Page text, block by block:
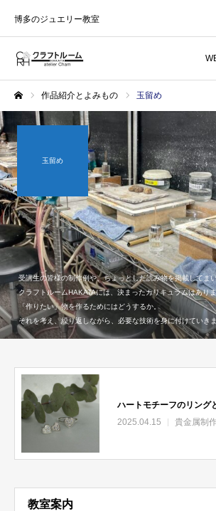
博多のジュエリー教室
作品紹介とよみもの 玉留め
玉留め
受講生の皆様の制作例や、ちょっとした読み物を掲載してま
クラフトルームHAKATAには、決まったカリキュラムはあり
「作りたい」物を作るためにはどうするか。
それを考え、繰り返しながら、必要な技術を身に付けていき
ハートモチーフのリング
2025.04.15
貴金属制作
教室案内